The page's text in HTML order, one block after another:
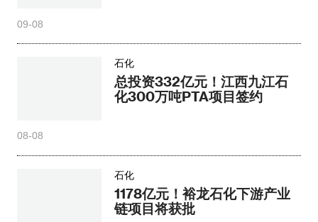
09-08
石化
总投资332亿元！江西九江石
化300万吨PTA项目签约
08-08
石化
1178亿元！裕龙石化下游产业
链项目将获批